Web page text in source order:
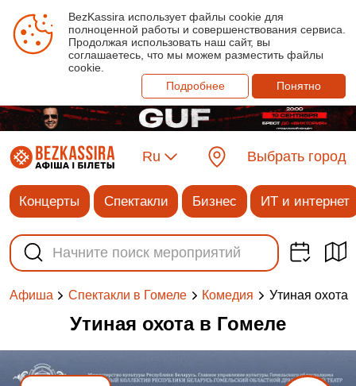
BezKassira использует файлы cookie для
полноценной работы и совершенствования сервиса.
Продолжая использовать наш сайт, вы
соглашаетесь, что мы можем разместить файлы
cookie.
Подробнее
Понятно
Ru Выбрать город
Концерты Спектакли Бизнес ИТ и интернет
Афиша Спектакли в Гомеле Комедия Утиная охота
Утиная охота в Гомеле